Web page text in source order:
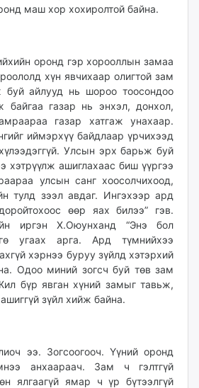
маш хор хохиролтой байна.
оронд гэр хорооллын замаа
хүн явчихаар олигтой зам
айлууд нь шороо тоосондоо
байгаа газар нь энхэл, донхол,
газар хатгаж унахаар.
иймэрхүү байдлаар үрчихээд
Улсын эрх барьж буй
хэтрүүлж ашиглахаас биш үүргээ
улсын санг хоосолчихоод,
тулд зээл авдаг. Ингэхээр ард
өөр яах билээ” гэв.
иргэн Х.Оюунханд “Энэ бол
угаах арга. Ард түмнийхээ
хэрнээ буруу зүйлд хэтэрхий
Одоо миний зогсч буй төв зам
бүр явган хүний замыг тавьж,
зүйл хийж байна.
ээ. Зогсоогооч. Үүний оронд
анхаараач. Зам ч гэлтгүй
ялгаагүй ямар ч үр бүтээлгүй